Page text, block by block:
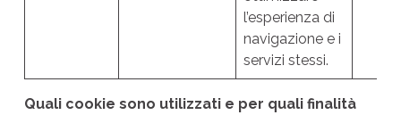
l’esperienza di
navigazione e i
servizi stessi.
Quali cookie sono utilizzati e per quali finalità